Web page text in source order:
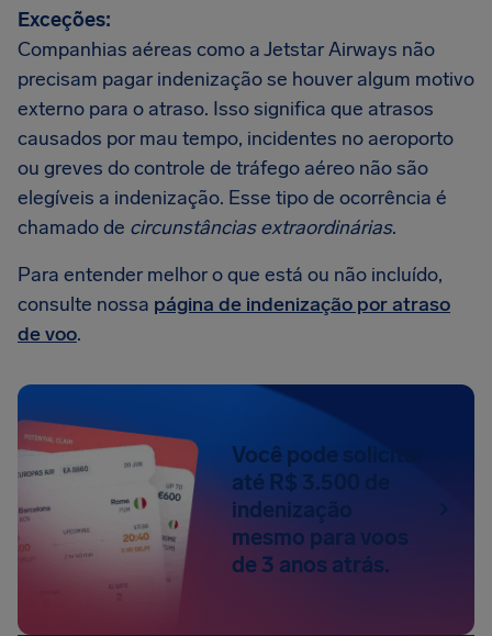
Exceções:
Companhias aéreas como a Jetstar Airways não
precisam pagar indenização se houver algum motivo
externo para o atraso. Isso significa que atrasos
causados por mau tempo, incidentes no aeroporto
ou greves do controle de tráfego aéreo não são
elegíveis a indenização. Esse tipo de ocorrência é
chamado de circunstâncias extraordinárias.
Para entender melhor o que está ou não incluído,
consulte nossa página de indenização por atraso
de voo.
Você pode solicitar
até R$ 3.500 de
indenização
mesmo para voos
de 3 anos atrás.